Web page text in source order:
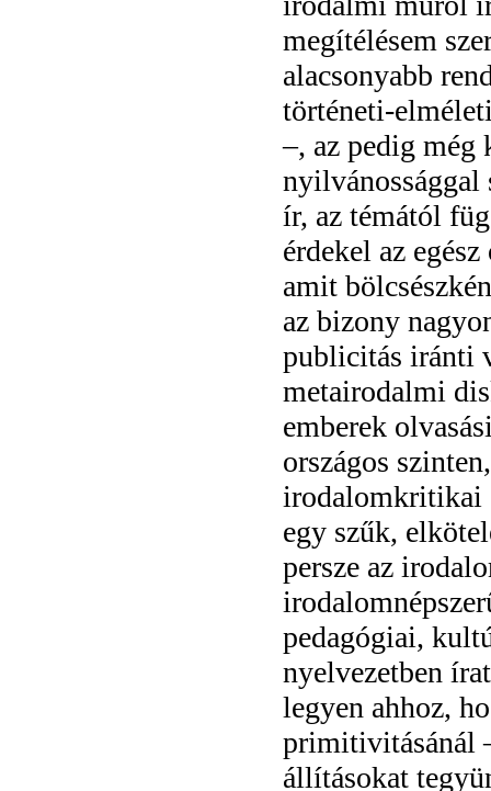
megítélésem
alacsonyabb
történeti-
–, az pedig még
ír, az témától
érdekel az
amit
az bizony
publicitás iránti
metairodalmi
emberek
országos
irodalomkritikai
egy szűk,
persze az
pedagógiai,
nyelvezetben
legyen ahhoz,
primitivitásánál
állításokat